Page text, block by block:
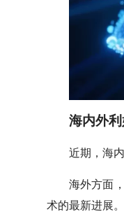
海内外
近期，海
海外方面
术的最新进展